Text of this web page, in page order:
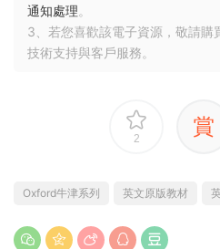
通知處理。
3、若您喜歡該電子資源，敬請購
技術支持與客戶服務。
2 賞
Oxford牛津系列 英文原版教材